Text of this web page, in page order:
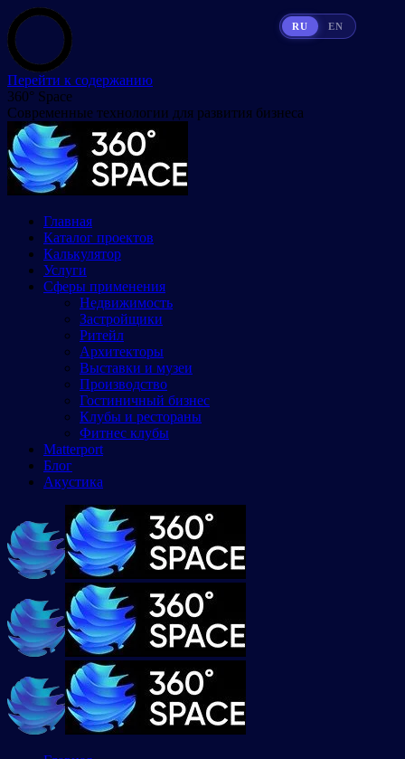
Перейти к содержанию
360° Space
Современные технологии для развития бизнеса
Главная
Каталог проектов
Калькулятор
Услуги
Сферы применения
Недвижимость
Застройщики
Ритейл
Архитекторы
Выставки и музеи
Производство
Гостиничный бизнес
Клубы и рестораны
Фитнес клубы
Matterport
Блог
Акустика
RU EN